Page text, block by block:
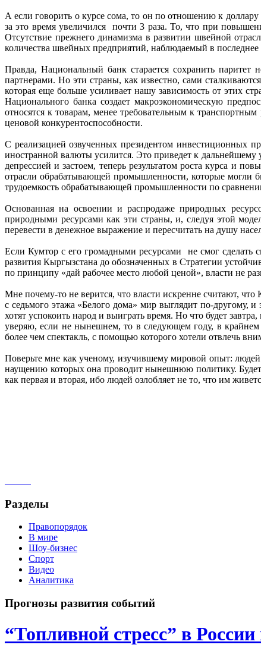
А если говорить о курсе сома, то он по отношению к доллару
за это время увеличился почти 3 раза. То, что при
Отсутствие прежнего динамизма в развитии швейной
количества швейных предприятий, наблюдаемый в последнее
Правда, Национальный банк старается сохранить
партнерами. Но эти страны, как известно, сами
которая еще больше усиливает нашу зависимость от этих
Национального банка создает макроэкономическую
относятся к товарам, менее требовательным к
ценовой конкурентоспособности.
С реализацией озвученных президентом инвестиционных
иностранной валюты усилится. Это приведет к
депрессией и застоем, теперь результатом роста курса и
отрасли обрабатывающей промышленности, которые могли
трудоемкость обрабатывающей промышленности по
Основанная на освоении и распродаже природных
природными ресурсами как эти страны, и, следуя этой
перевести в денежное выражение и пересчитать на душу
Если Кумтор с его громадными ресурсами не смог сделать
развития Кыргызстана до обозначенных в Стратегии
по принципу «дай рабочее место любой ценой», власти не
Мне почему-то не верится, что власти искренне считают,
с седьмого этажа «Белого дома» мир выглядит по-другому,
хотят успокоить народ и выиграть время. Но что будет
уверяю, если не нынешнем, то в следующем году, в крайнем
более чем спектакль, с помощью которого хотели отвлечь
Поверьте мне как ученому, изучившему мировой опыт:
наущению которых она проводит нынешнюю политику.
как первая и вторая, ибо людей озлобляет не то, что им
Разделы
Правопорядок
В мире
Шоу-бизнес
Спорт
Видео
Аналитика
Прогнозы развития событий
“Топливной стресс” в